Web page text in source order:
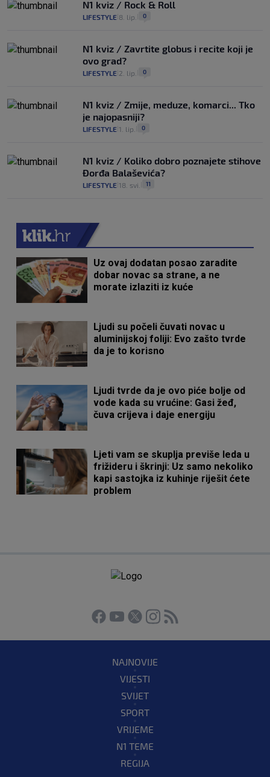
N1 kviz / Rock & Roll
LIFESTYLE 8. lip. 0
N1 kviz / Zavrtite globus i recite koji je
ovo grad?
LIFESTYLE 2. lip. 0
N1 kviz / Zmije, meduze, komarci... Tko
je najopasniji?
LIFESTYLE 1. lip. 0
N1 kviz / Koliko dobro poznajete stihove
Đorđa Balaševića?
LIFESTYLE 18. svi. 11
Uz ovaj dodatan posao zaradite
dobar novac sa strane, a ne
morate izlaziti iz kuće
Ljudi su počeli čuvati novac u
aluminijskoj foliji: Evo zašto tvrde
da je to korisno
Ljudi tvrde da je ovo piće bolje od
vode kada su vrućine: Gasi žeđ,
čuva crijeva i daje energiju
Ljeti vam se skuplja previše leda u
frižideru i škrinji: Uz samo nekoliko
kapi sastojka iz kuhinje riješit ćete
problem
NAJNOVIJE
VIJESTI
SVIJET
SPORT
VRIJEME
N1 TEME
REGIJA